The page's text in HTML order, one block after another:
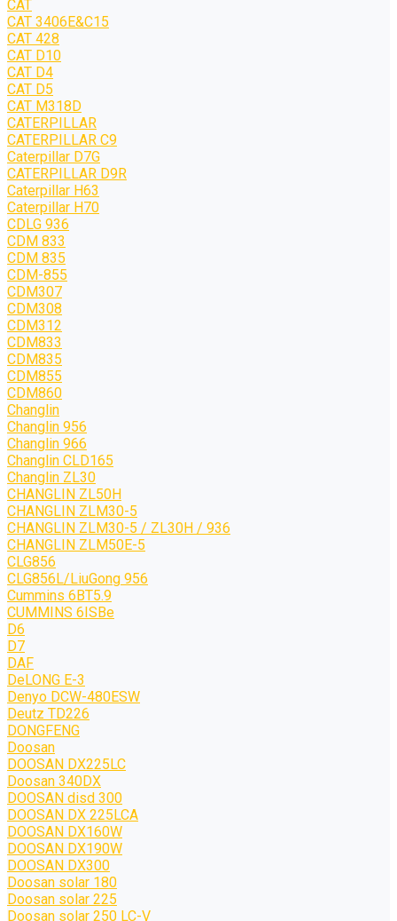
CAT
CAT 3406E&C15
CAT 428
CAT D10
CAT D4
CAT D5
CAT M318D
CATERPILLAR
CATERPILLAR C9
Caterpillar D7G
CATERPILLAR D9R
Caterpillar H63
Caterpillar H70
CDLG 936
CDM 833
CDM 835
CDM-855
CDM307
CDM308
CDM312
CDM833
CDM835
CDM855
CDM860
Changlin
Changlin 956
Changlin 966
Changlin CLD165
Changlin ZL30
CHANGLIN ZL50H
CHANGLIN ZLM30-5
CHANGLIN ZLM30-5 / ZL30H / 936
CHANGLIN ZLM50E-5
CLG856
CLG856L/LiuGong 956
Cummins 6BT5.9
CUMMINS 6ISBe
D6
D7
DAF
DeLONG Е-3
Denyo DCW-480ESW
Deutz TD226
DONGFENG
Doosan
DOOSAN DX225LC
Doosan 340DX
DOOSAN disd 300
DOOSAN DX 225LCA
DOOSAN DX160W
DOOSAN DX190W
DOOSAN DX300
Doosan solar 180
Doosan solar 225
Doosan solar 250 LC-V